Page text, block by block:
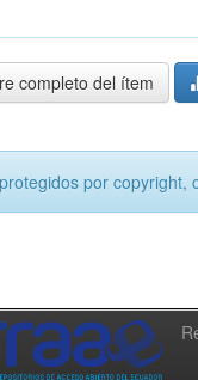
completo del ítem
por